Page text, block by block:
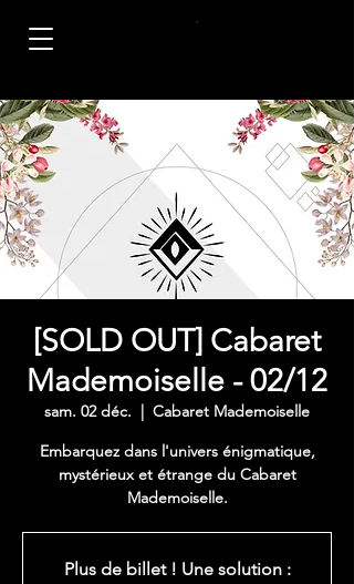
[SOLD OUT] Cabaret
Mademoiselle - 02/12
sam. 02 déc.
  |
Cabaret Mademoiselle
Embarquez dans l'univers énigmatique,
mystérieux et étrange du Cabaret
Mademoiselle.
Plus de billet ! Une solution :